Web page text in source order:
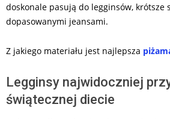
doskonale pasują do legginsów, krótsze
dopasowanymi jeansami.
Z jakiego materiału jest najlepsza
Legginsy najwidoczniej
świątecznej diecie